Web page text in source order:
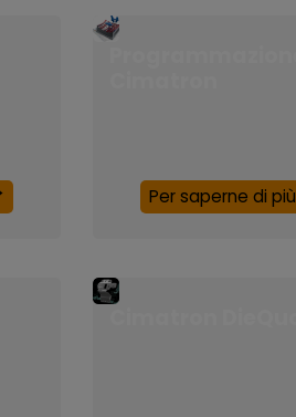
Per saperne di più